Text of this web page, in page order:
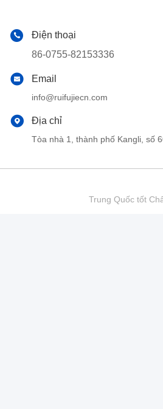
Điện thoại
86-0755-82153336
Email
info@ruifujiecn.com
Địa chỉ
Tòa nhà 1, thành phố Kangli, số
Trung Quốc tốt